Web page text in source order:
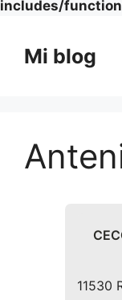
includes/
contenido
Mi blog
11530